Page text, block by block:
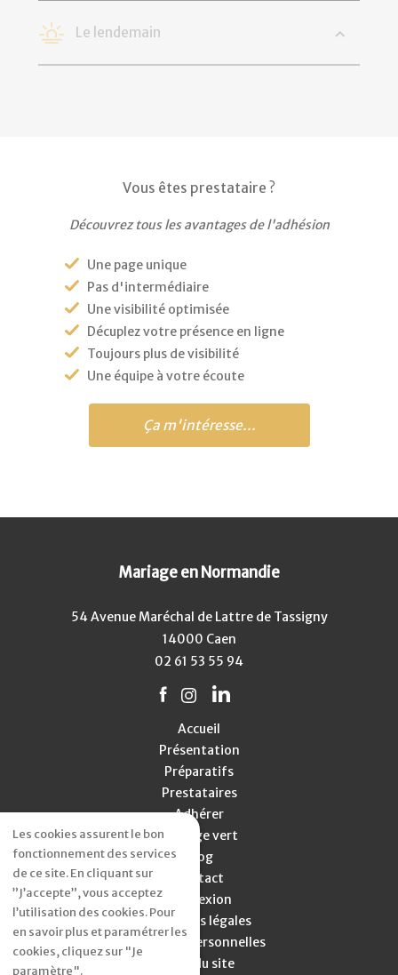
Le lendemain
Vous êtes prestataire ?
Découvrez tous les avantages de l'adhésion
Une page unique
Pas d'intermédiaire
Une visibilité optimisée
Décuplez votre présence en ligne
Toujours plus de visibilité
Une équipe à votre écoute
Ça m'intéresse...
Mariage en Normandie
54 Avenue Maréchal de Lattre de Tassigny
14000 Caen
02 61 53 55 94
Accueil
Présentation
Préparatifs
Prestataires
Adhérer
Mariage vert
Blog
Contact
Connexion
Mentions légales
Données personnelles
Plan du site
Les cookies assurent le bon
fonctionnement des services
de ce site. En cliquant sur
”J’accepte”, vous acceptez
l’utilisation des cookies. Pour
en savoir plus et paramétrer les
cookies, cliquez sur "Je
paramètre".